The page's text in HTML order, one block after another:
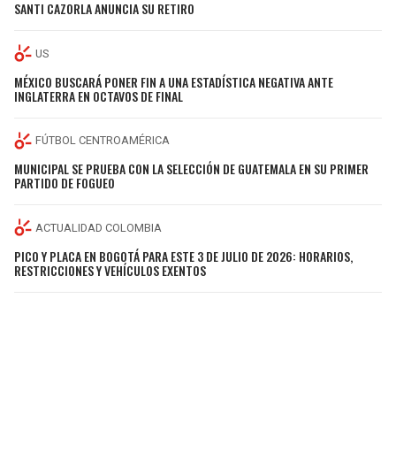
SANTI CAZORLA ANUNCIA SU RETIRO
US
MÉXICO BUSCARÁ PONER FIN A UNA ESTADÍSTICA NEGATIVA ANTE
INGLATERRA EN OCTAVOS DE FINAL
FÚTBOL CENTROAMÉRICA
MUNICIPAL SE PRUEBA CON LA SELECCIÓN DE GUATEMALA EN SU PRIMER
PARTIDO DE FOGUEO
ACTUALIDAD COLOMBIA
PICO Y PLACA EN BOGOTÁ PARA ESTE 3 DE JULIO DE 2026: HORARIOS,
RESTRICCIONES Y VEHÍCULOS EXENTOS